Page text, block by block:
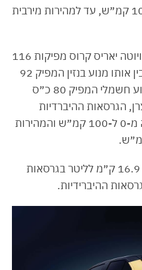
לוקח לו לזנק מעמידה ל-100 קמ״ש, עד למהירות מירבית
הגרסאות ההיברדיות של טויוטה יאריס קרוס מפיקות 116
כ״ס בזכות הספק משולב בין אותו מנוע בנזין המפיק 92
כ״ס ו-12.2 קג״מ, לצד מנוע חשמלי המפיק 80 כ״ס
היצרן, הגרסאות ההיברדיות
מקזזות 0.5 שניות בתאוצה מ-0 ל-100 קמ״ש והמהירות
נתון צריכת הדלק עומד על 16.9 ק״מ לליטר בגרסאות